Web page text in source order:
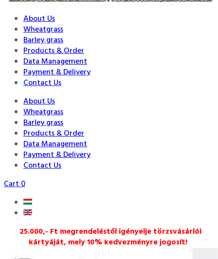
About Us
Wheatgrass
Barley grass
Products & Order
Data Management
Payment & Delivery
Contact Us
About Us
Wheatgrass
Barley grass
Products & Order
Data Management
Payment & Delivery
Contact Us
Cart0
25.000,- Ft megrendeléstől igényelje törzsvásárlói
kártyáját, mely 10% kedvezményre jogosít!